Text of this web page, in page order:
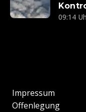
09:14
Impressum
Offenlegung